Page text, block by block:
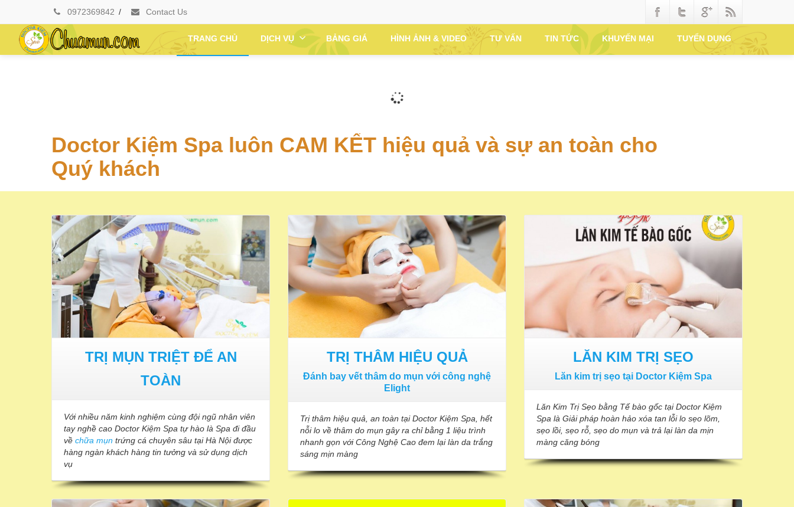
0972369842 / Contact Us
TRANG CHỦ DỊCH VỤ BẢNG GIÁ HÌNH ẢNH & VIDEO TƯ VẤN TIN TỨC KHUYẾN MẠI TUYỂN DỤNG
Doctor Kiệm Spa luôn CAM KẾT hiệu quả và sự an toàn cho
Quý khách
TRỊ MỤN TẬN GỐC
TRỊ MỤN TRIỆT ĐỂ AN
TOÀN
Với nhiều năm kinh nghiệm cùng đội ngũ nhân viên
tay nghề cao Doctor Kiệm Spa tự hào là Spa đi đầu
về chữa mụn trứng cá chuyên sâu tại Hà Nội được
hàng ngàn khách hàng tin tưởng và sử dụng dịch
vụ
Cam Kết Hết Thâm
TRỊ THÂM HIỆU QUẢ
Đánh bay vết thâm do mụn với công nghệ
Elight
Trị thâm hiệu quả, an toàn tại Doctor Kiệm Spa, hết
nỗi lo về thâm do mụn gây ra chỉ bằng 1 liệu trình
nhanh gọn với Công Nghệ Cao đem lại làn da trắng
sáng mịn màng
TRỊ SẸO BẰNG TẾ BÀO GỐC
LĂN KIM TRỊ SẸO
Lăn kim trị sẹo tại Doctor Kiệm Spa
Lăn Kim Trị Sẹo bằng Tế bào gốc tại Doctor Kiệm
Spa là Giải pháp hoàn hảo xóa tan lỗi lo sẹo lõm,
sẹo lồi, sẹo rỗ, sẹo do mụn và trả lại làn da mịn
màng căng bóng